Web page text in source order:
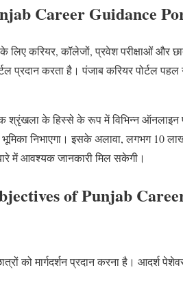
Career Guidance
करियर, कॉलेजों, प्रवेश परीक्षाओं और
प्रदान करता है। पंजाब करियर पोर्टल पहल
एक श्रृंखला के हिस्से के रूप में विभिन्न ऑनलाइन
भूमिका निभाएगा। इसके अलावा, लगभग 10
में आवश्यक जानकारी मिल सकेगी।
of Punjab
को मार्गदर्शन प्रदान करना है। आदर्श